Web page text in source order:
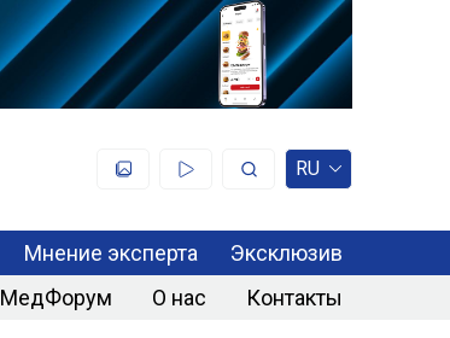
RU
Мнение эксперта
Эксклюзив
МедФорум О нас Контакты